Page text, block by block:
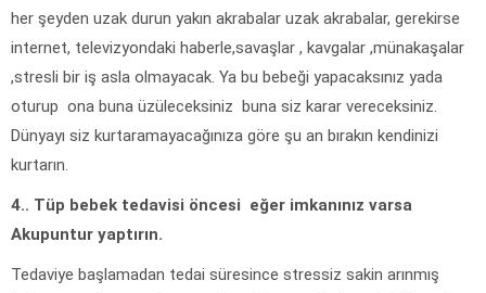
her şeyden uzak durun yakın akrabalar uzak akrabalar, gerekirse
internet, televizyondaki haberle,savaşlar , kavgalar ,münakaşalar
,stresli bir iş asla olmayacak. Ya bu bebeği yapacaksınız yada
oturup ona buna üzüleceksiniz buna siz karar vereceksiniz.
Dünyayı siz kurtaramayacağınıza göre şu an bırakın kendinizi
kurtarın.
4.. Tüp bebek tedavisi öncesi eğer imkanınız varsa
Akupuntur yaptırın.
Tedaviye başlamadan tedai süresince stressiz sakin arınmış